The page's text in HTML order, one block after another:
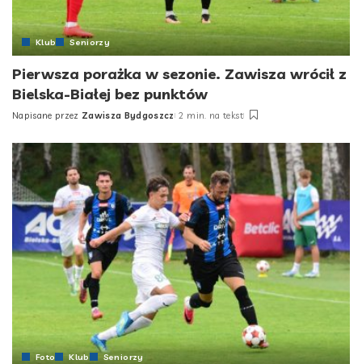
Klub Seniorzy
Pierwsza porażka w sezonie. Zawisza wrócił z
Bielska-Białej bez punktów
Posted
Napisane przez Zawisza Bydgoszcz 2 min. na tekst
Foto Klub Seniorzy